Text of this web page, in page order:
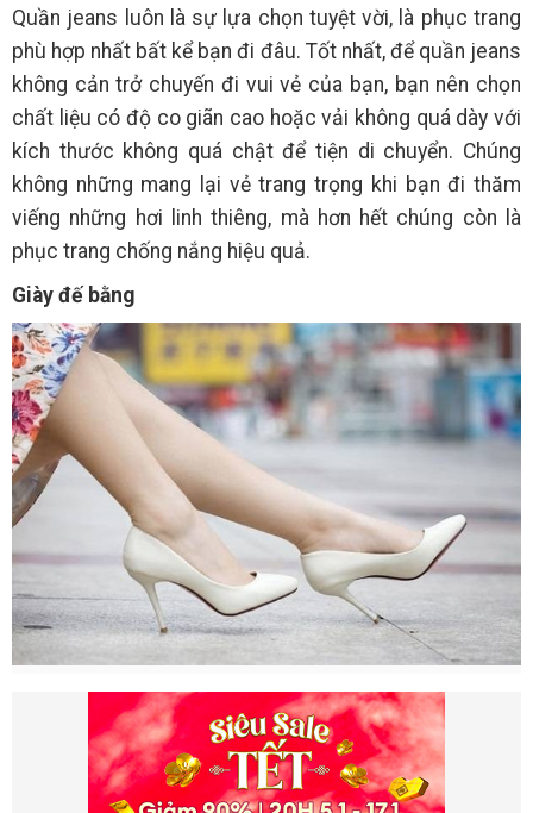
Quần jeans luôn là sự lựa chọn tuyệt vời, là phục trang
phù hợp nhất bất kể bạn đi đâu. Tốt nhất, để quần jeans
không cản trở chuyến đi vui vẻ của bạn, bạn nên chọn
chất liệu có độ co giãn cao hoặc vải không quá dày với
kích thước không quá chật để tiện di chuyển. Chúng
không những mang lại vẻ trang trọng khi bạn đi thăm
viếng những hơi linh thiêng, mà hơn hết chúng còn là
phục trang chống nắng hiệu quả.
Giày đế bằng